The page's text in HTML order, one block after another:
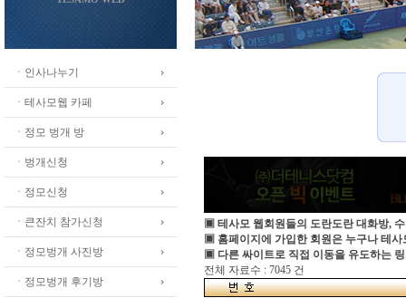
ㆍ인사나누기
ㆍ테사모웹 카페
ㆍ정모 벙개 방
ㆍ벙개신청
ㆍ정모신청
ㆍ큰잔치 참가신청
ㆍ정모벙개 사진방
ㆍ정모벙개 후기방
▣ 테사모 웹회원들의 도란도란 대화방,
▣ 홈페이지에 가입한 회원은 누구나 테사
▣ 다른 싸이트로 직접 이동을 유도하는
전체 자료수 : 7045 건